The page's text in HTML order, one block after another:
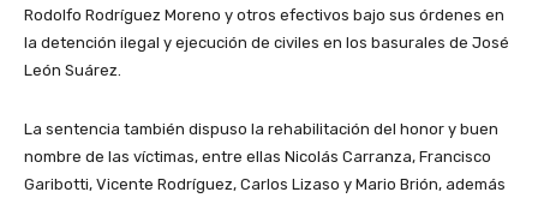
Rodolfo Rodríguez Moreno y otros efectivos bajo sus órdenes en
la detención ilegal y ejecución de civiles en los basurales de José
León Suárez.
La sentencia también dispuso la rehabilitación del honor y buen
nombre de las víctimas, entre ellas Nicolás Carranza, Francisco
Garibotti, Vicente Rodríguez, Carlos Lizaso y Mario Brión, además